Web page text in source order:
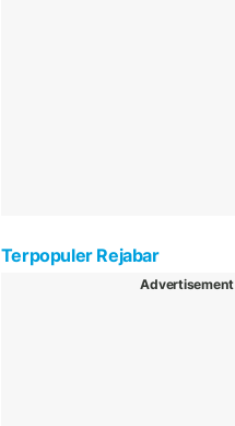
Terpopuler Rejabar
Advertisement